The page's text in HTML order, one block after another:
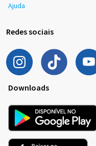
Ajuda
Redes sociais
Downloads